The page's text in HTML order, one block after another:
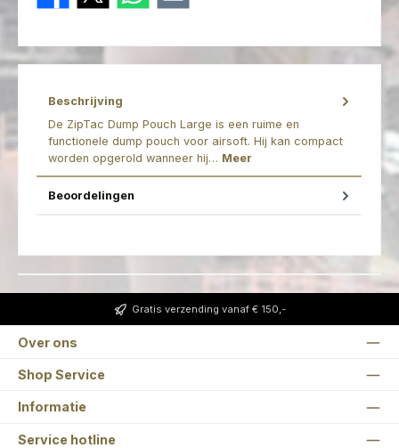
Beschrijving
De ZipTac Dump Pouch Large is een ruime en
functionele dump pouch voor airsoft. Hij kan compact
worden opgerold wanneer hij… Meer
Beoordelingen
Gratis verzending vanaf € 150,-
Over ons
Shop Service
Informatie
Service hotline